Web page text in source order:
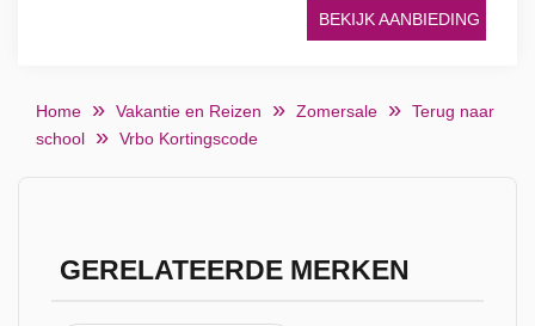
BEKIJK AANBIEDING
Home Vakantie en Reizen Zomersale
Terug naar
school
Vrbo Kortingscode
GERELATEERDE MERKEN